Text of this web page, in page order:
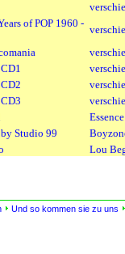
of POP 1960 -
Essence
Studio 99
Lou
Und so kommen sie zu uns